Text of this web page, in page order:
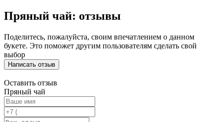
Пряный чай: отзывы
Поделитесь, пожалуйста, своим впечатлением о данном
букете. Это поможет другим пользователям сделать свой
выбор
Написать отзыв
Оставить отзыв
Пряный чай